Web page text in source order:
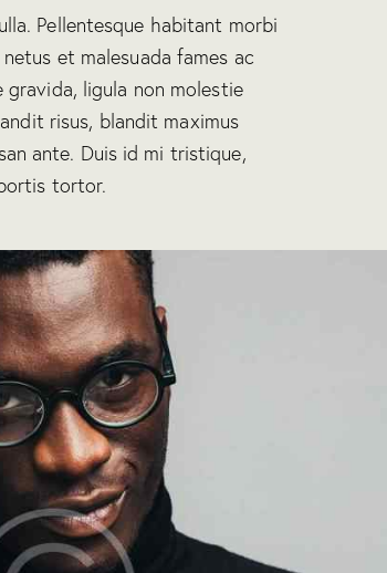
Pellentesque habitant morbi
et malesuada fames ac
gravida, ligula non molestie
risus, blandit maximus
ante. Duis id mi tristique,
tortor.